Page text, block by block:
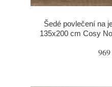
Šedé povlečení na
135x200 cm Cosy